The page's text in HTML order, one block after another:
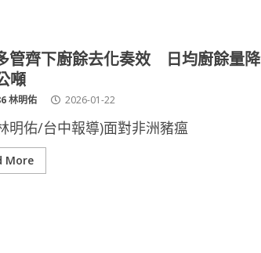
管齊下廚餘去化奏效 日均廚餘量降
噸
林明佑 2026-01-22
明佑/台中報導)面對非洲豬瘟
More